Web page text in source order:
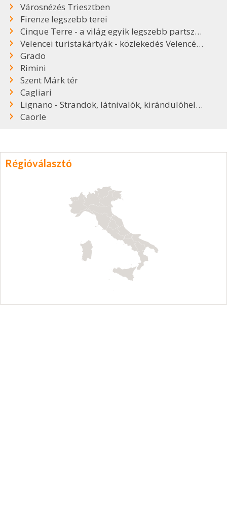
Városnézés Triesztben
Firenze legszebb terei
Cinque Terre - a világ egyik legszebb partszakasza
Velencei turistakártyák - közlekedés Velencében
Grado
Rimini
Szent Márk tér
Cagliari
Lignano - Strandok, látnivalók, kirándulóhelyek
Caorle
Régióválasztó